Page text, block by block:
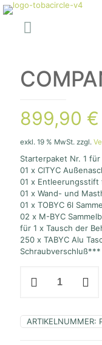
899,90 €
exkl. 19 % MwSt. zzgl.
Starterpaket Nr. 1
01 x CITYC
01 x Entleerungsstift
01 x Wand- und
01 x TOBYC 6l
02 x M-BYC
für 1 x Tausch der
250 x TABYC Alu
Schraubverschluß***
ARTIKELNUMMER:
Notwendig
Diese